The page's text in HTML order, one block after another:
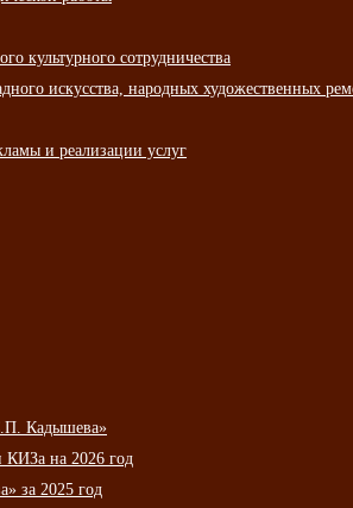
культурного сотрудничества
искусства, народных художественных
и реализации услуг
Кадышева»
на 2026 год
за 2025 год